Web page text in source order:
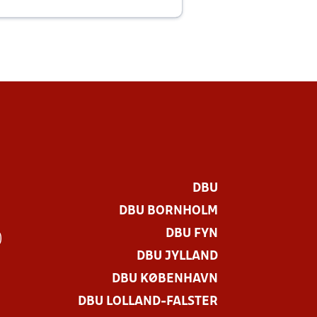
DBU
DBU BORNHOLM
DBU FYN
DBU JYLLAND
DBU KØBENHAVN
DBU LOLLAND-FALSTER